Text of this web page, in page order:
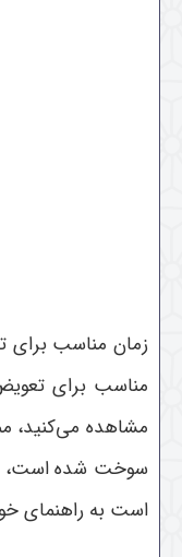
زمان مناسب برای
مناسب برای
مشاهده می‌کنید،
سوخت شده است،
است به راهنمای